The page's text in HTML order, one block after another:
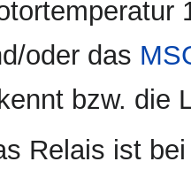
oder das
bzw. die
Relais ist